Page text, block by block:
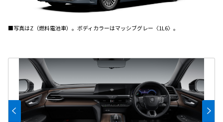
■写真はZ（燃料電池車）。ボディカラーはマッシブグレー〈1L6〉。